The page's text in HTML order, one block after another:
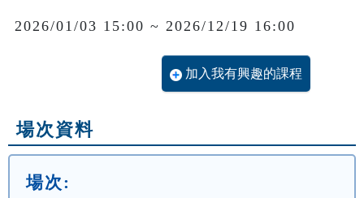
2026/01/03 15:00 ~ 2026/12/19 16:00
加入我有興趣的課程
場次資料
場次: